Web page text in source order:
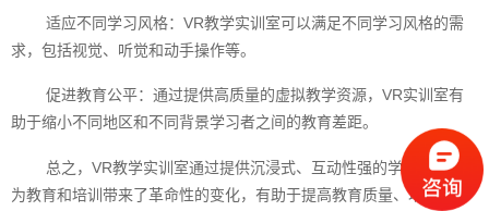
适应不同学习风格：VR教学实训室可以满足不同学习风格的需
求，包括视觉、听觉和动手操作等。
促进教育公平：通过提供高质量的虚拟教学资源，VR实训室有
助于缩小不同地区和不同背景学习者之间的教育差距。
总之，VR教学实训室通过提供沉浸式、互动性强的学习体验，
为教育和培训带来了革命性的变化，有助于提高教育质量、增强学习